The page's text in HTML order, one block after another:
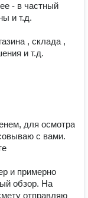
- в частный
и т.д.
, склада ,
и т.д.
для осмотра
с вами.
и примерно
обзор. На
отправляю